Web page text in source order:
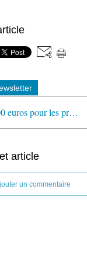
"Salaire : 400 euros pour les professeurs des écoles ?" (Café pédagogique)
article
un commentaire